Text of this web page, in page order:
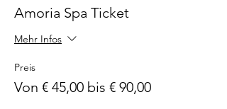
Amoria Spa Ticket
Mehr Infos
Preis
Von € 45,00 bis € 90,00